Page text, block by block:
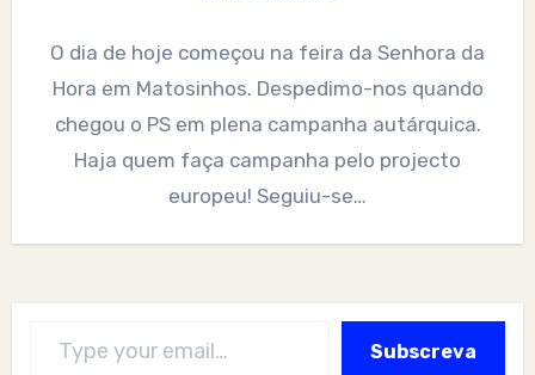
O dia de hoje começou na feira da Senhora da
Hora em Matosinhos. Despedimo-nos quando
chegou o PS em plena campanha autárquica.
Haja quem faça campanha pelo projecto
europeu! Seguiu-se…
Subscreva